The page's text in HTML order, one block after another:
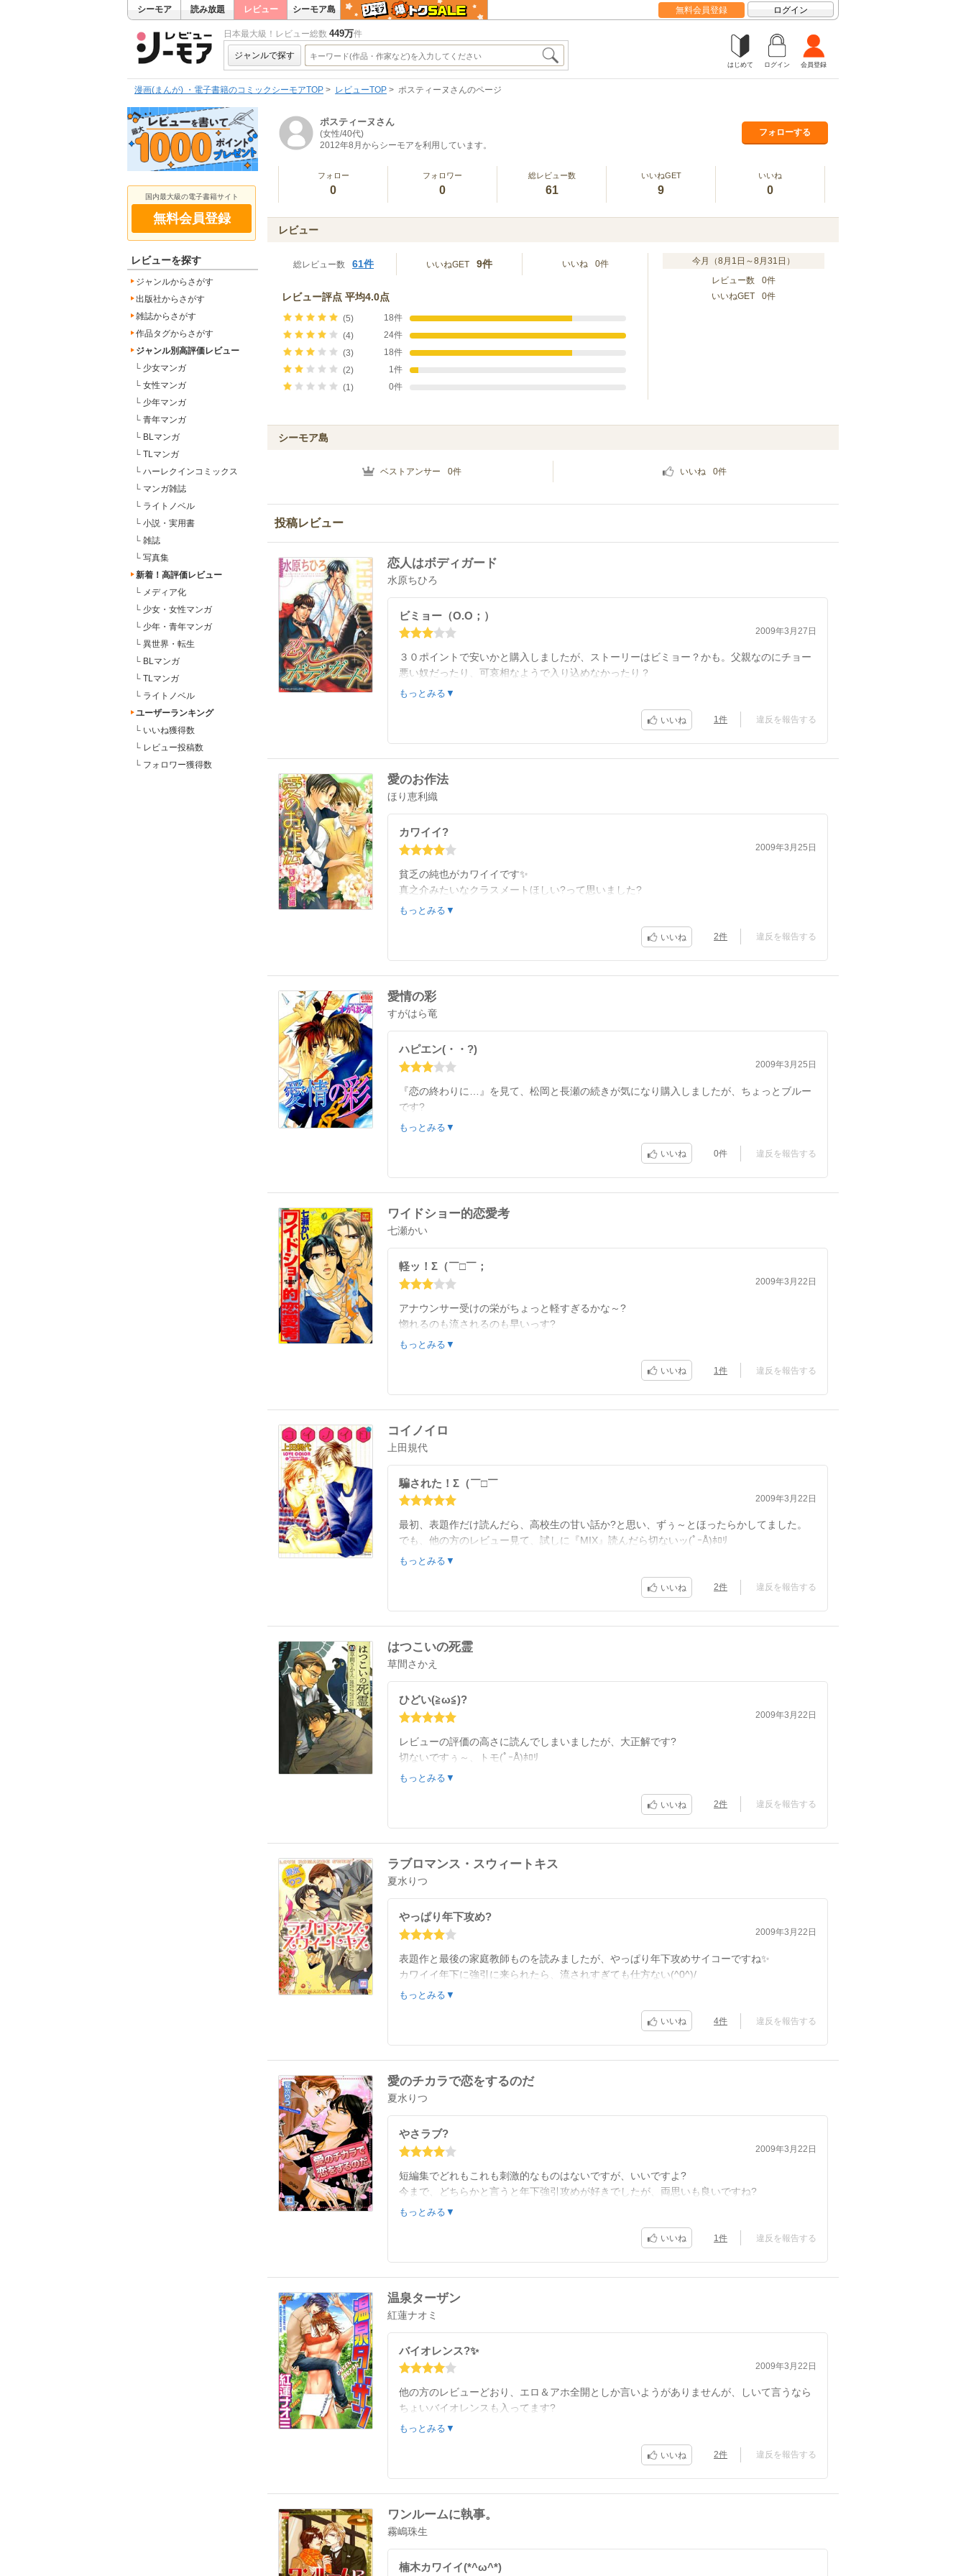
シーモア 読み放題 レビュー シーモア島 無料会員登録 ログイン
日本最大級！レビュー総数 449万件
ジャンルで探す
はじめて ログイン 会員登録
漫画(まんが) ・電子書籍のコミックシーモアTOP レビューTOP ポスティーヌさんのページ
国内最大級の電子書籍サイト
無料会員登録
レビューを探す
ジャンルからさがす
出版社からさがす
雑誌からさがす
作品タグからさがす
ジャンル別高評価レビュー
└ 少女マンガ
└ 女性マンガ
└ 少年マンガ
└ 青年マンガ
└ BLマンガ
└ TLマンガ
└ ハーレクインコミックス
└ マンガ雑誌
└ ライトノベル
└ 小説・実用書
└ 雑誌
└ 写真集
新着！高評価レビュー
└ メディア化
└ 少女・女性マンガ
└ 少年・青年マンガ
└ 異世界・転生
└ BLマンガ
└ TLマンガ
└ ライトノベル
ユーザーランキング
└ いいね獲得数
└ レビュー投稿数
└ フォロワー獲得数
ポスティーヌさん
(女性/40代)
2012年8月からシーモアを利用しています。
フォローする
フォロー
0
フォロワー
0
総レビュー数
61
いいねGET
9
いいね
0
レビュー
総レビュー数 61件 いいねGET 9件 いいね 0件
レビュー評点 平均4.0点
(5)
18件
(4)
24件
(3)
18件
(2)
1件
(1)
0件
今月（8月1日～8月31日）
レビュー数
0件
いいねGET
0件
シーモア島
ベストアンサー 0件 いいね 0件
投稿レビュー
恋人はボディガード
水原ちひろ
ビミョー（O.O；）
2009年3月27日
３０ポイントで安いかと購入しましたが、ストーリーはビミョー？かも。父親なのにチョー
悪い奴だったり、可哀相なようで入り込めなかったり？
絵もキレイなような雑なような?
もっとみる▼
いいね 1件 違反を報告する
愛のお作法
ほり恵利織
カワイイ?
2009年3月25日
貧乏の純也がカワイイです✨
真之介みたいなクラスメートほしい?って思いました?
ただ、カワイイ純也に対して真之介がちょい雑な顔のような?
もっとみる▼
いいね 2件 違反を報告する
愛情の彩
すがはら竜
ハピエン(・・?)
2009年3月25日
『恋の終わりに…』を見て、松岡と長瀬の続きが気になり購入しましたが、ちょっとブルー
です?
一応ハピエンなんでしょうが、やっぱり裏社会の悲しい感じを持ってしまいました?
もっとみる▼
いいね 0件 違反を報告する
ワイドショー的恋愛考
七瀬かい
軽ッ！Σ（￣□￣；
2009年3月22日
アナウンサー受けの栄がちょっと軽すぎるかな～?
惚れるのも流されるのも早いっす?
あと私的には、顔か髪型のせいか…オッサンくさい?かな
もっとみる▼
いいね 1件 違反を報告する
コイノイロ
上田規代
騙された！Σ（￣□￣
2009年3月22日
最初、表題作だけ読んだら、高校生の甘い話か?と思い、ずぅ～とほったらかしてました。
でも、他の方のレビュー見て、試しに『MIX』読んだら切ないッ(ﾟｰÅ)ﾎﾛﾘ
みどころにもキュート…的なこと書いてあって、良い意味で騙されました?
もっとみる▼
いいね 2件 違反を報告する
はつこいの死霊
草間さかえ
ひどい(≧ω≦)?
2009年3月22日
レビューの評価の高さに読んでしまいましたが、大正解です?
切ないですぅ～、トモ(ﾟｰÅ)ﾎﾛﾘ
てっきり復讐かと思いきや、違うことを思い出して欲しかったんですねぇ。
なんにも覚えてません。トモはどこがいいんだか…謎です?
もっとみる▼
いいね 2件 違反を報告する
ラブロマンス・スウィートキス
夏水りつ
やっぱり年下攻め?
2009年3月22日
表題作と最後の家庭教師ものを読みましたが、やっぱり年下攻めサイコーですね✨
カワイイ年下に強引に来られたら、流されすぎても仕方ない(^0^)/
無理なく読めました☘
もっとみる▼
いいね 4件 違反を報告する
愛のチカラで恋をするのだ
夏水りつ
やさラブ?
2009年3月22日
短編集でどれもこれも刺激的なものはないですが、いいですよ?
今まで、どちらかと言うと年下強引攻めが好きでしたが、両思いも良いですね?
おっとりさんにオススメです✨
もっとみる▼
いいね 1件 違反を報告する
温泉ターザン
紅蓮ナオミ
バイオレンス?✨
2009年3月22日
他の方のレビューどおり、エロ＆アホ全開としか言いようがありませんが、しいて言うなら
ちょいバイオレンスも入ってます?
熊と闘い流血、そのほか元カレのＤＶ、料理プレイ！？、そんなところもみどころかも?
もっとみる▼
いいね 2件 違反を報告する
ワンルームに執事。
霧嶋珠生
楠木カワイイ(*^ω^*)